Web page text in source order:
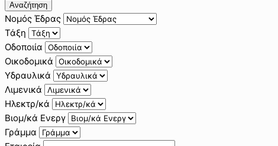
Αναζήτηση
Νομός Έδρας
Τάξη
Οδοποιία
Οικοδομικά
Υδραυλικά
Λιμενικά
Ηλεκτρ/κά
Βιομ/κά Ενεργ
Γράμμα